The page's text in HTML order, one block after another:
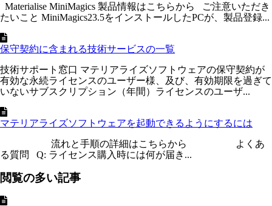
Materialise MiniMagics 製品情報はこちらから ご注意いただき
たいこと MiniMagics23.5をインストールしたPCが、製品登録...
保守契約に含まれる技術サービスの一覧
技術サポート窓口 マテリアライズソフトウェアの保守契約が
有効な永続ライセンスのユーザー様、及び、有効期限を過ぎて
いないサブスクリプション（年間）ライセンスのユーザ...
マテリアライズソフトウェアを起動できるようにするには
流れと手順の詳細はこちらから よくあ
る質問 Q: ライセンス購入時には何が届き...
閲覧の多い記事